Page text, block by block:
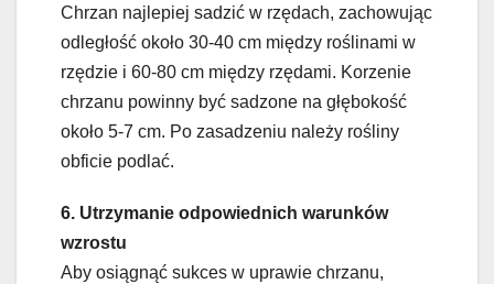
Chrzan najlepiej sadzić w rzędach, zachowując
odległość około 30-40 cm między roślinami w
rzędzie i 60-80 cm między rzędami. Korzenie
chrzanu powinny być sadzone na głębokość
około 5-7 cm. Po zasadzeniu należy rośliny
obficie podlać.
6. Utrzymanie odpowiednich warunków
wzrostu
Aby osiągnąć sukces w uprawie chrzanu,